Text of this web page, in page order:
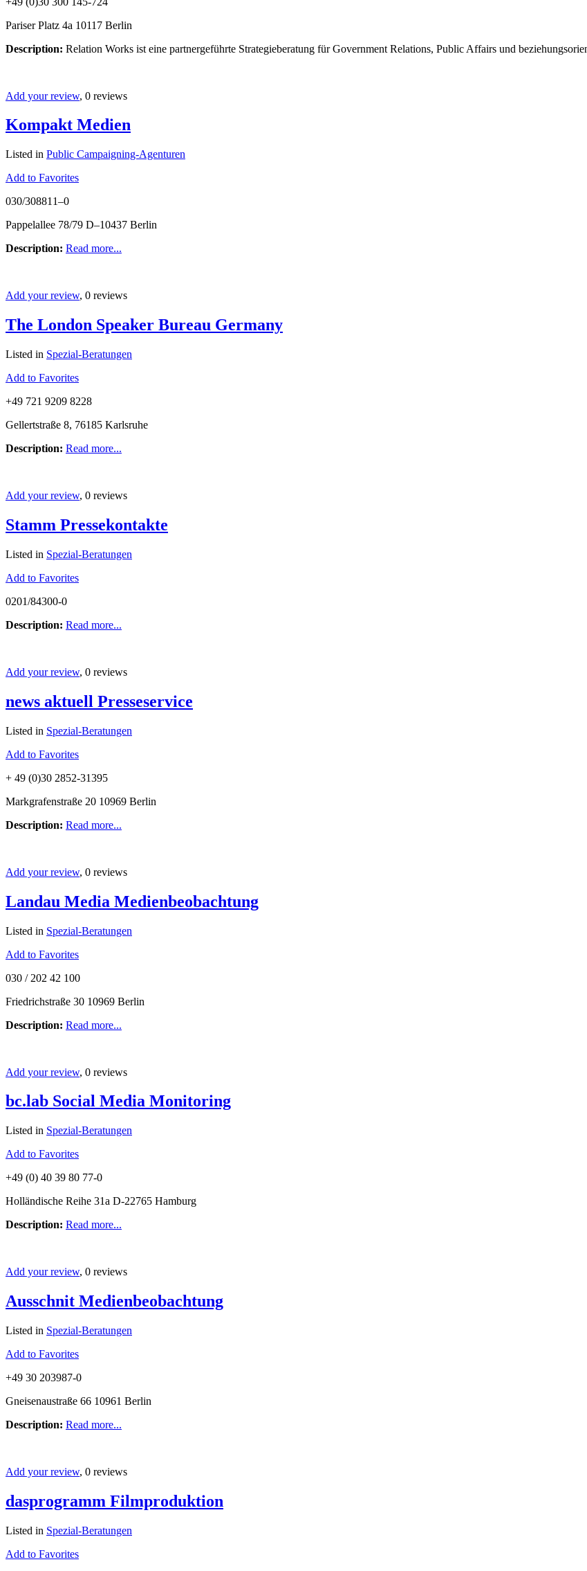
Pariser Platz 4a 10117 Berlin
Description: Relation Works ist eine partnergeführte Strategieberatung für Government Relations, Public Affairs und
Add your review, 0 reviews
Kompakt Medien
Listed in Public Campaigning-Agenturen
Add to Favorites
030/308811–0
Pappelallee 78/79 D–10437 Berlin
Description: Read more...
Add your review, 0 reviews
The London Speaker Bureau Germany
Listed in Spezial-Beratungen
Add to Favorites
+49 721 9209 8228
Gellertstraße 8, 76185 Karlsruhe
Description: Read more...
Add your review, 0 reviews
Stamm Pressekontakte
Listed in Spezial-Beratungen
Add to Favorites
0201/84300-0
Description: Read more...
Add your review, 0 reviews
news aktuell Presseservice
Listed in Spezial-Beratungen
Add to Favorites
+ 49 (0)30 2852-31395
Markgrafenstraße 20 10969 Berlin
Description: Read more...
Add your review, 0 reviews
Landau Media Medienbeobachtung
Listed in Spezial-Beratungen
Add to Favorites
030 / 202 42 100
Friedrichstraße 30 10969 Berlin
Description: Read more...
Add your review, 0 reviews
bc.lab Social Media Monitoring
Listed in Spezial-Beratungen
Add to Favorites
+49 (0) 40 39 80 77-0
Holländische Reihe 31a D-22765 Hamburg
Description: Read more...
Add your review, 0 reviews
Ausschnit Medienbeobachtung
Listed in Spezial-Beratungen
Add to Favorites
+49 30 203987-0
Gneisenaustraße 66 10961 Berlin
Description: Read more...
Add your review, 0 reviews
dasprogramm Filmproduktion
Listed in Spezial-Beratungen
Add to Favorites